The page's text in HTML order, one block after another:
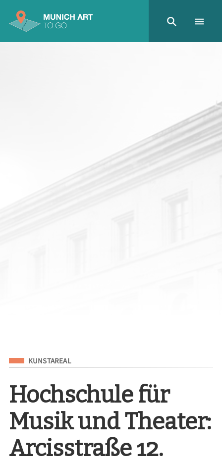
Eingeordnet unter
KUNSTAREAL
Hochschule für
Musik und Theater:
Arcisstraße 12.